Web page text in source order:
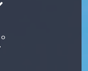
°